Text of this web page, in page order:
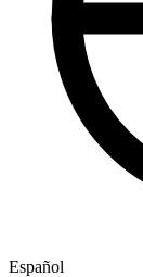
Español